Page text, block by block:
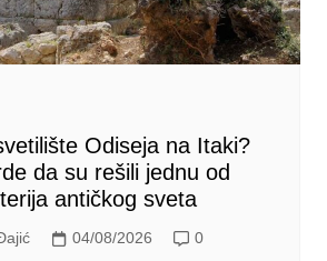
Odiseja na Itaki?
da su rešili jednu od
antičkog sveta
04/08/2026 0